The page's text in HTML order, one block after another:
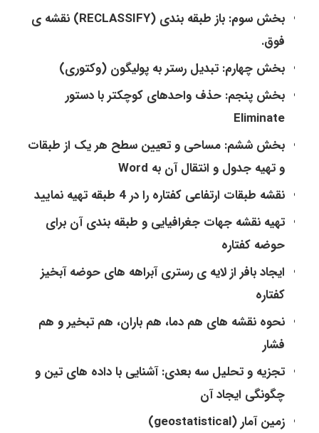
بخش سوم: باز طبقه بندی (RECLASSIFY) نقشه ی
فوق.
بخش چهارم: تبدیل رستر به پولیگون (وکتوری)
بخش پنجم: حذف واحدهای کوچکتر با دستور
Eliminate
بخش ششم: مساحی و تعیین سطح هر یک از طبقات
و تهیه جدول و انتقال آن به Word
نقشه طبقات ارتفاعی کفتاره را در 4 طبقه تهیه نمایید
تهیه نقشه جهات جغرافیایی و طبقه بندی آن برای
حوضه کفتاره
ایجاد بافر از لایه ی رستری آبراهه های حوضه آبخیز
کفتاره
نحوه نقشه های هم دما، هم باران، هم تبخیر و هم
فشار
تجزیه و تحلیل سه بعدی: آشنایی با داده های تین و
چگونگی ایجاد آن
زمین آمار (geostatistical)